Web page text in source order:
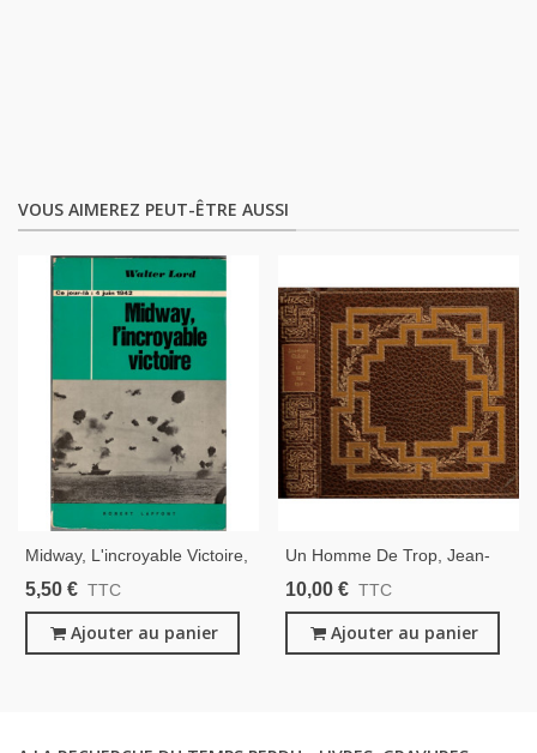
VOUS AIMEREZ PEUT-ÊTRE AUSSI
Midway, L'incroyable Victoire,
Ce Jour-Là, 4 Juin 1942,
Guerre Mondiale, Guerre Du
Pacifique,
5,50 € TTC
Ajouter au panier
Un Homme De Trop, Jean-
Pierre Chabrol, 1970 -, 2e
Les Grands Romans De
Guerre,
10,00 € TTC
Ajouter au panier